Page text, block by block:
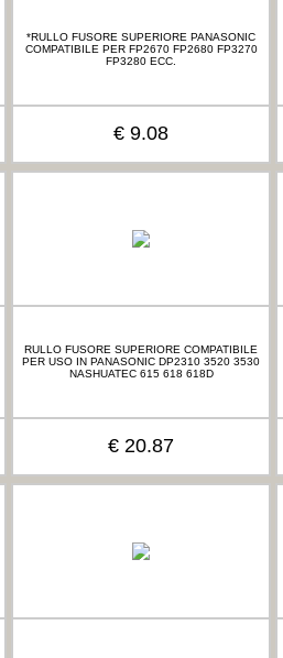
*RULLO FUSORE SUPERIORE PANASONIC
COMPATIBILE PER FP2670 FP2680 FP3270
FP3280 ECC.
€ 9.08
RULLO FUSORE SUPERIORE COMPATIBILE
PER USO IN PANASONIC DP2310 3520 3530
NASHUATEC 615 618 618D
€ 20.87